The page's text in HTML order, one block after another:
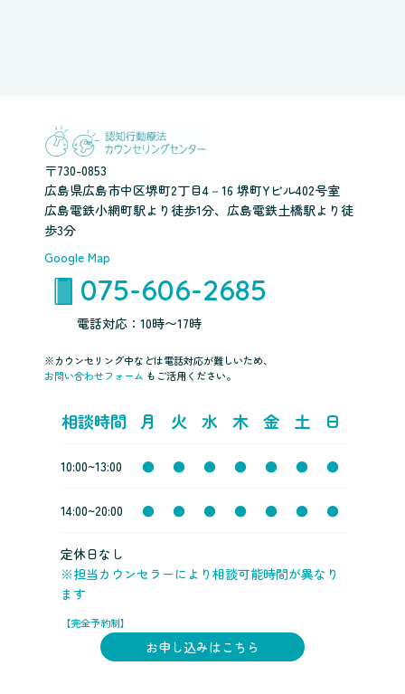
〒730-0853
広島県広島市中区堺町2丁目4－16 堺町Yビル402号室
広島電鉄小網町駅より徒歩1分、広島電鉄土橋駅より徒
歩3分
Google Map
075-606-2685
電話対応：10時〜17時
※カウンセリング中などは電話対応が難しいため、
お問い合わせフォーム もご活用ください。
相談時間 月 火 水 木 金 土 日
10:00~13:00 ● ● ● ● ● ● ●
14:00~20:00 ● ● ● ● ● ● ●
定休日なし
※担当カウンセラーにより相談可能時間が異なり
ます
【完全予約制】
お申し込みはこちら